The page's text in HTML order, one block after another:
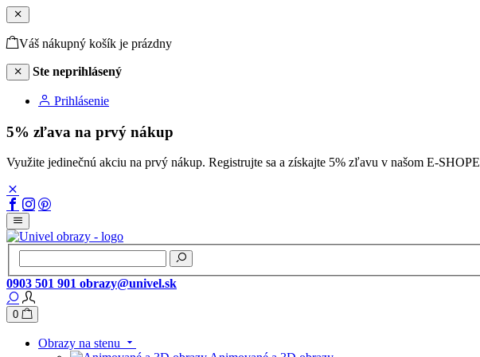
Váš nákupný košík je prázdny
Ste neprihlásený
Prihlásenie
5% zľava na prvý nákup
Využite jedinečnú akciu na prvý nákup. Registrujte sa a získajte 5% zľavu v našom E-SHOPE
0903 501 901 obrazy@univel.sk
0
Obrazy na stenu